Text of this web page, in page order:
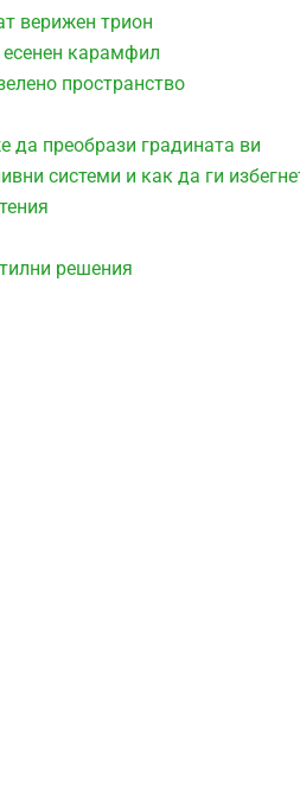
верижен трион
есенен карамфил
пространство
да преобрази градината ви
системи и как да ги
решения